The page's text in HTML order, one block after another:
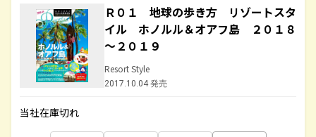
Ｒ０１ 地球の歩き方 リゾートスタ
イル ホノルル＆オアフ島 ２０１８
～２０１９
Resort Style
2017.10.04 発売
当社在庫切れ